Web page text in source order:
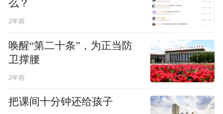
么？
2年前
唤醒“第二十条”，为正当防
卫撑腰
2年前
把课间十分钟还给孩子